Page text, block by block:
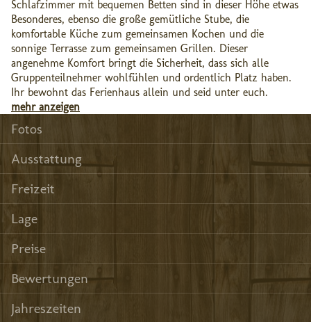
Schlafzimmer mit bequemen Betten sind in dieser Höhe etwas
Besonderes, ebenso die große gemütliche Stube, die
komfortable Küche zum gemeinsamen Kochen und die
sonnige Terrasse zum gemeinsamen Grillen. Dieser
angenehme Komfort bringt die Sicherheit, dass sich alle
Gruppenteilnehmer wohlfühlen und ordentlich Platz haben.
Ihr bewohnt das Ferienhaus allein und seid unter euch.
mehr anzeigen
Fotos
Ausstattung
Freizeit
Lage
Preise
Bewertungen
Jahreszeiten